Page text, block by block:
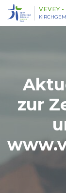
VEVEY
zur
Panneau de